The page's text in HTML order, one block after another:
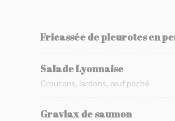
Fricassée de pleurotes en
Salade Lyonnaise
Croutons, lardons, œuf poché
Gravlax de saumon